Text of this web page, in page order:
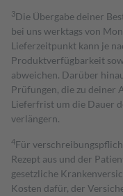
3Die Übergabe deiner
bei uns werktags von
Lieferzeitpunkt kann je
Produktverfügbarkeit
abweichen. Darüber
Prüfungen, die zu deiner
Lieferfrist um die Dauer
verlängern.
4Für
Rezept aus und der
gesetzliche
Kosten dafür, der